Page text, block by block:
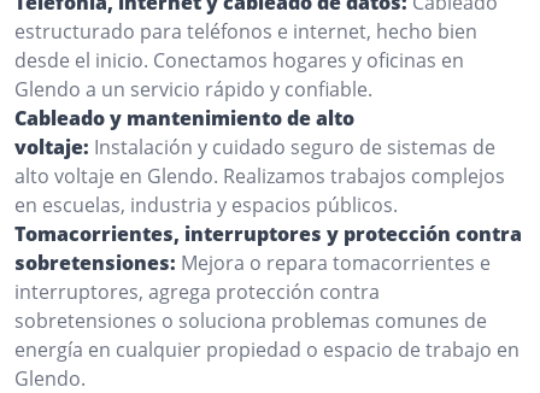
estructurado para teléfonos e internet, hecho bien
desde el inicio. Conectamos hogares y oficinas en
Glendo a un servicio rápido y confiable.
Cableado y mantenimiento de alto
voltaje: Instalación y cuidado seguro de sistemas de
alto voltaje en Glendo. Realizamos trabajos complejos
en escuelas, industria y espacios públicos.
Tomacorrientes, interruptores y protección contra
sobretensiones: Mejora o repara tomacorrientes e
interruptores, agrega protección contra
sobretensiones o soluciona problemas comunes de
energía en cualquier propiedad o espacio de trabajo en
Glendo.